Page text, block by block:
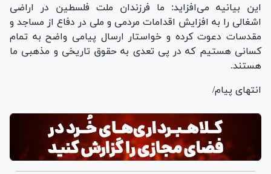
این بیانیه می‌افزاید: ما فرزندان ملت فلسطین در اراضی
اشغالی را به افزایش اقدامات مردمی و ملی در دفاع از مساجد و
مقدسات دعوت کرده و خواستار ارسال پیامی واضح به تمام
کسانی هستیم که در پی تعدی به حقوق تاریخی و مذهبی ما
هستند.
انتهای پیام/